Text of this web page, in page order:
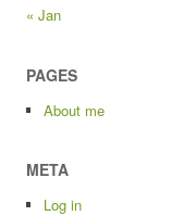
« Jan
PAGES
About me
META
Log in